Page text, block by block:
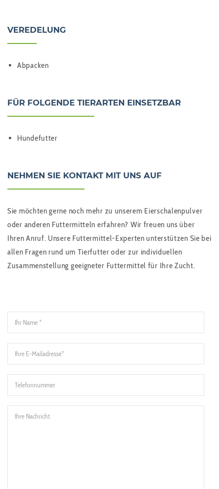
VEREDELUNG
Abpacken
FÜR FOLGENDE TIERARTEN EINSETZBAR
Hundefutter
NEHMEN SIE KONTAKT MIT UNS AUF
Sie möchten gerne noch mehr zu unserem Eierschalenpulver
oder anderen Futtermitteln erfahren? Wir freuen uns über
Ihren Anruf. Unsere Futtermittel-Experten unterstützen Sie bei
allen Fragen rund um Tierfutter oder zur individuellen
Zusammenstellung geeigneter Futtermittel für Ihre Zucht.